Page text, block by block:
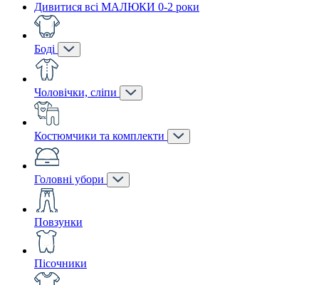
Дивитися всі МАЛЮКИ 0-2 роки
Боді
Чоловічки, сліпи
Костюмчики та комплекти
Головні убори
Повзунки
Пісочники